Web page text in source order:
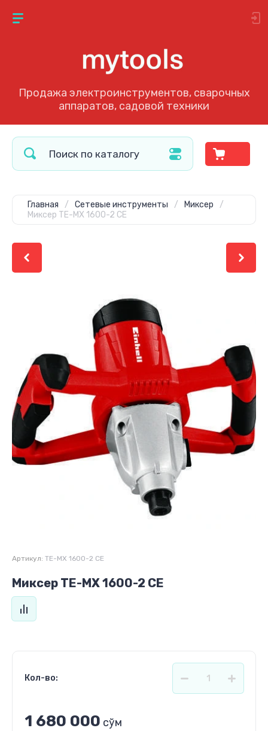
Продажа электроинструментов, сварочных
аппаратов, садовой техники
Главная / Сетевые инструменты / Миксер
/
Миксер TE-MX 1600-2 CE
Артикул: TE-MX 1600-2 CE
Миксер TE-MX 1600-2 CE
Кол-во:
1 680 000 сўм